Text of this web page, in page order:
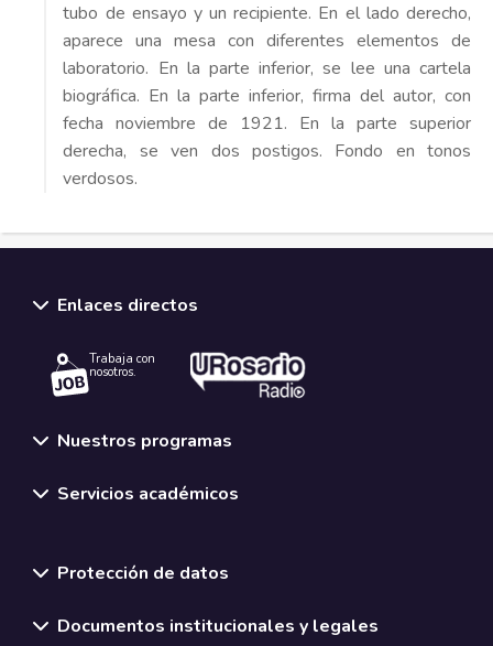
tubo de ensayo y un recipiente. En el lado derecho,
aparece una mesa con diferentes elementos de
laboratorio. En la parte inferior, se lee una cartela
biográfica. En la parte inferior, firma del autor, con
fecha noviembre de 1921. En la parte superior
derecha, se ven dos postigos. Fondo en tonos
verdosos.
Enlaces directos
Trabaja con
nosotros.
Nuestros programas
Servicios académicos
Protección de datos
Documentos institucionales y legales